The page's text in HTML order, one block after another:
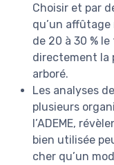
Choisir et par
qu’un
de 20 à 30 %
directement la
arboré.
Les analyses
plusieurs
l’ADEME,
bien utilisée
cher qu’un